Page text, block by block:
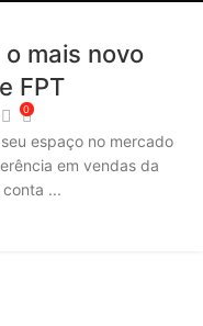
mais novo
FPT
0
espaço no mercado
em vendas da
...